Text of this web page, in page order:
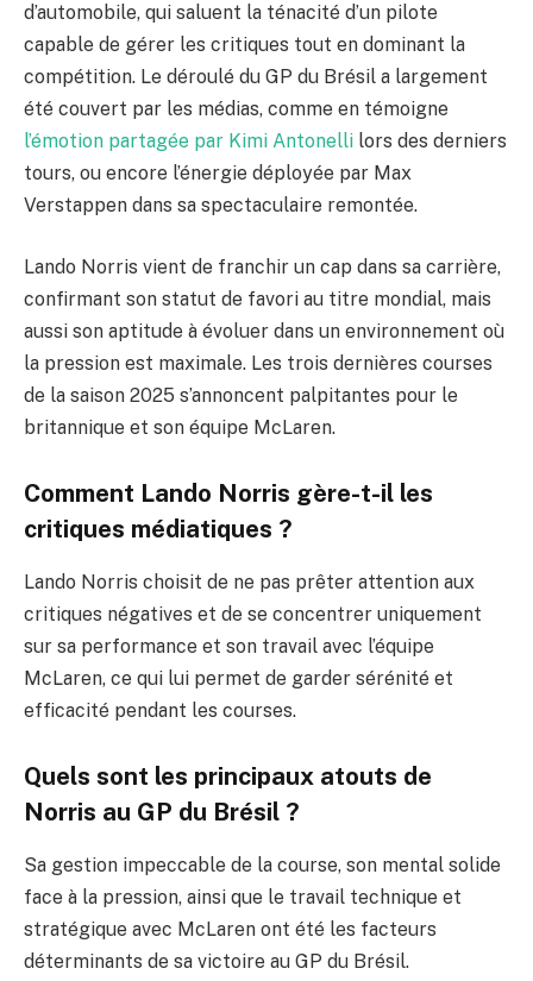
d’automobile, qui saluent la ténacité d’un pilote
capable de gérer les critiques tout en dominant la
compétition. Le déroulé du GP du Brésil a largement
été couvert par les médias, comme en témoigne
l’émotion partagée par Kimi Antonelli lors des derniers
tours, ou encore l’énergie déployée par Max
Verstappen dans sa spectaculaire remontée.
Lando Norris vient de franchir un cap dans sa carrière,
confirmant son statut de favori au titre mondial, mais
aussi son aptitude à évoluer dans un environnement où
la pression est maximale. Les trois dernières courses
de la saison 2025 s’annoncent palpitantes pour le
britannique et son équipe McLaren.
Comment Lando Norris gère-t-il les
critiques médiatiques ?
Lando Norris choisit de ne pas prêter attention aux
critiques négatives et de se concentrer uniquement
sur sa performance et son travail avec l’équipe
McLaren, ce qui lui permet de garder sérénité et
efficacité pendant les courses.
Quels sont les principaux atouts de
Norris au GP du Brésil ?
Sa gestion impeccable de la course, son mental solide
face à la pression, ainsi que le travail technique et
stratégique avec McLaren ont été les facteurs
déterminants de sa victoire au GP du Brésil.